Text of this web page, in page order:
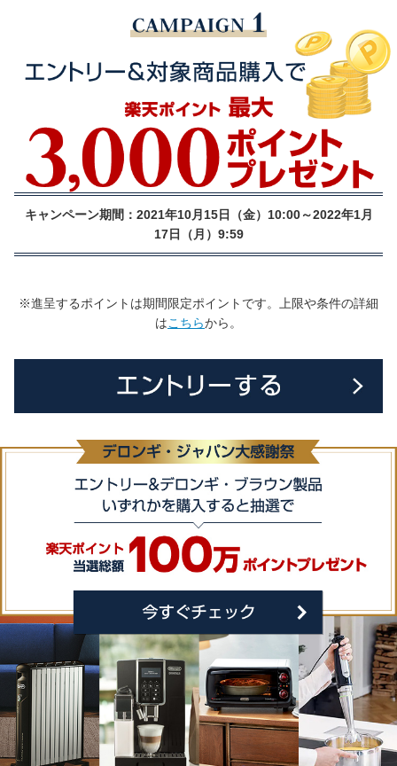
キャンペーン期間：2021年10月15日（金）10:00～2022年1月
17日（月）9:59
※進呈するポイントは期間限定ポイントです。上限や条件の詳細
はこちらから。